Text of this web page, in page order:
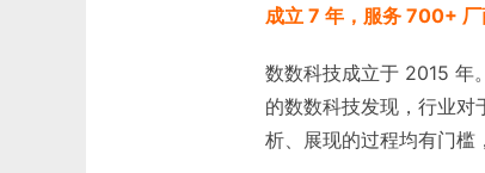
成立 7 年，服务 700+
数数科技成立于 2015 年
的数数科技发现，行业
析、展现的过程均有门槛